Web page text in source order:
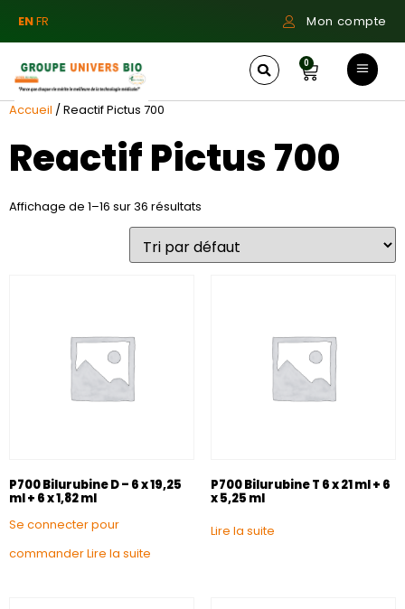
ENFR Mon compte
0
Accueil / Reactif Pictus 700
Reactif Pictus 700
Affichage de 1–16 sur 36 résultats
P700 Bilurubine D – 6 x 19,25
ml + 6 x 1,82 ml
Se connecter pour
commanderLire la suite
P700 Bilurubine T 6 x 21 ml + 6
x 5,25 ml
Lire la suite